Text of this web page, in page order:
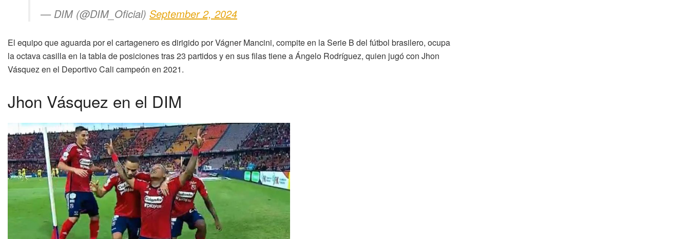
— DIM (@DIM_Oficial) September 2, 2024
El equipo que aguarda por el cartagenero es dirigido por Vágner Mancini, compite en la Serie B del fútbol brasilero, ocupa
la octava casilla en la tabla de posiciones tras 23 partidos y en sus filas tiene a Ángelo Rodríguez, quien jugó con Jhon
Vásquez en el Deportivo Cali campeón en 2021.
Jhon Vásquez en el DIM